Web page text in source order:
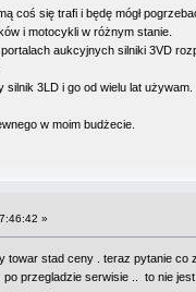
coś się trafi i będę mógł
i motocykli w różnym stanie.
aukcyjnych silniki 3VD
silnik 3LD i go od wielu lat
w moim budżecie.
»
stad ceny . teraz pytanie
przegladzie serwisie .. to nie jest